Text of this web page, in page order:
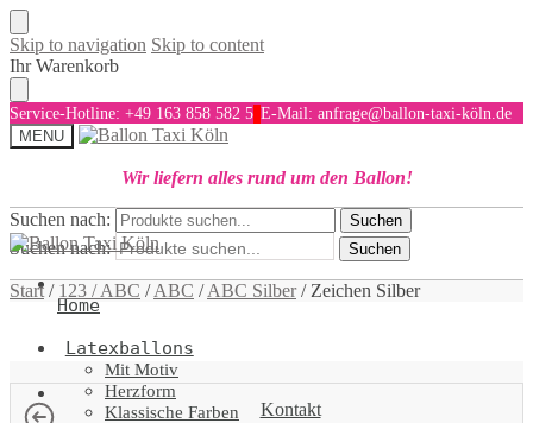
Skip to navigation Skip to content
Ihr Warenkorb
Service-Hotline: +49 163 858 582 5 E-Mail: anfrage@ballon-taxi-köln.de
MENU
Wir liefern alles rund um den Ballon!
Suchen nach: Suchen
Kontakt
Suchen nach: Suchen
Home
Latexballons
Mit Motiv
Herzform
Klassische Farben
Start / 123 / ABC /ABC /ABC Silber/ Zeichen Silber